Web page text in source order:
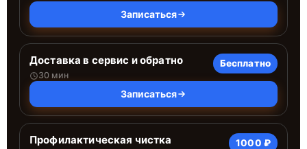
Записаться
Доставка в сервис и обратно
30 мин
Бесплатно
Записаться
Профилактическая чистка 1000 ₽